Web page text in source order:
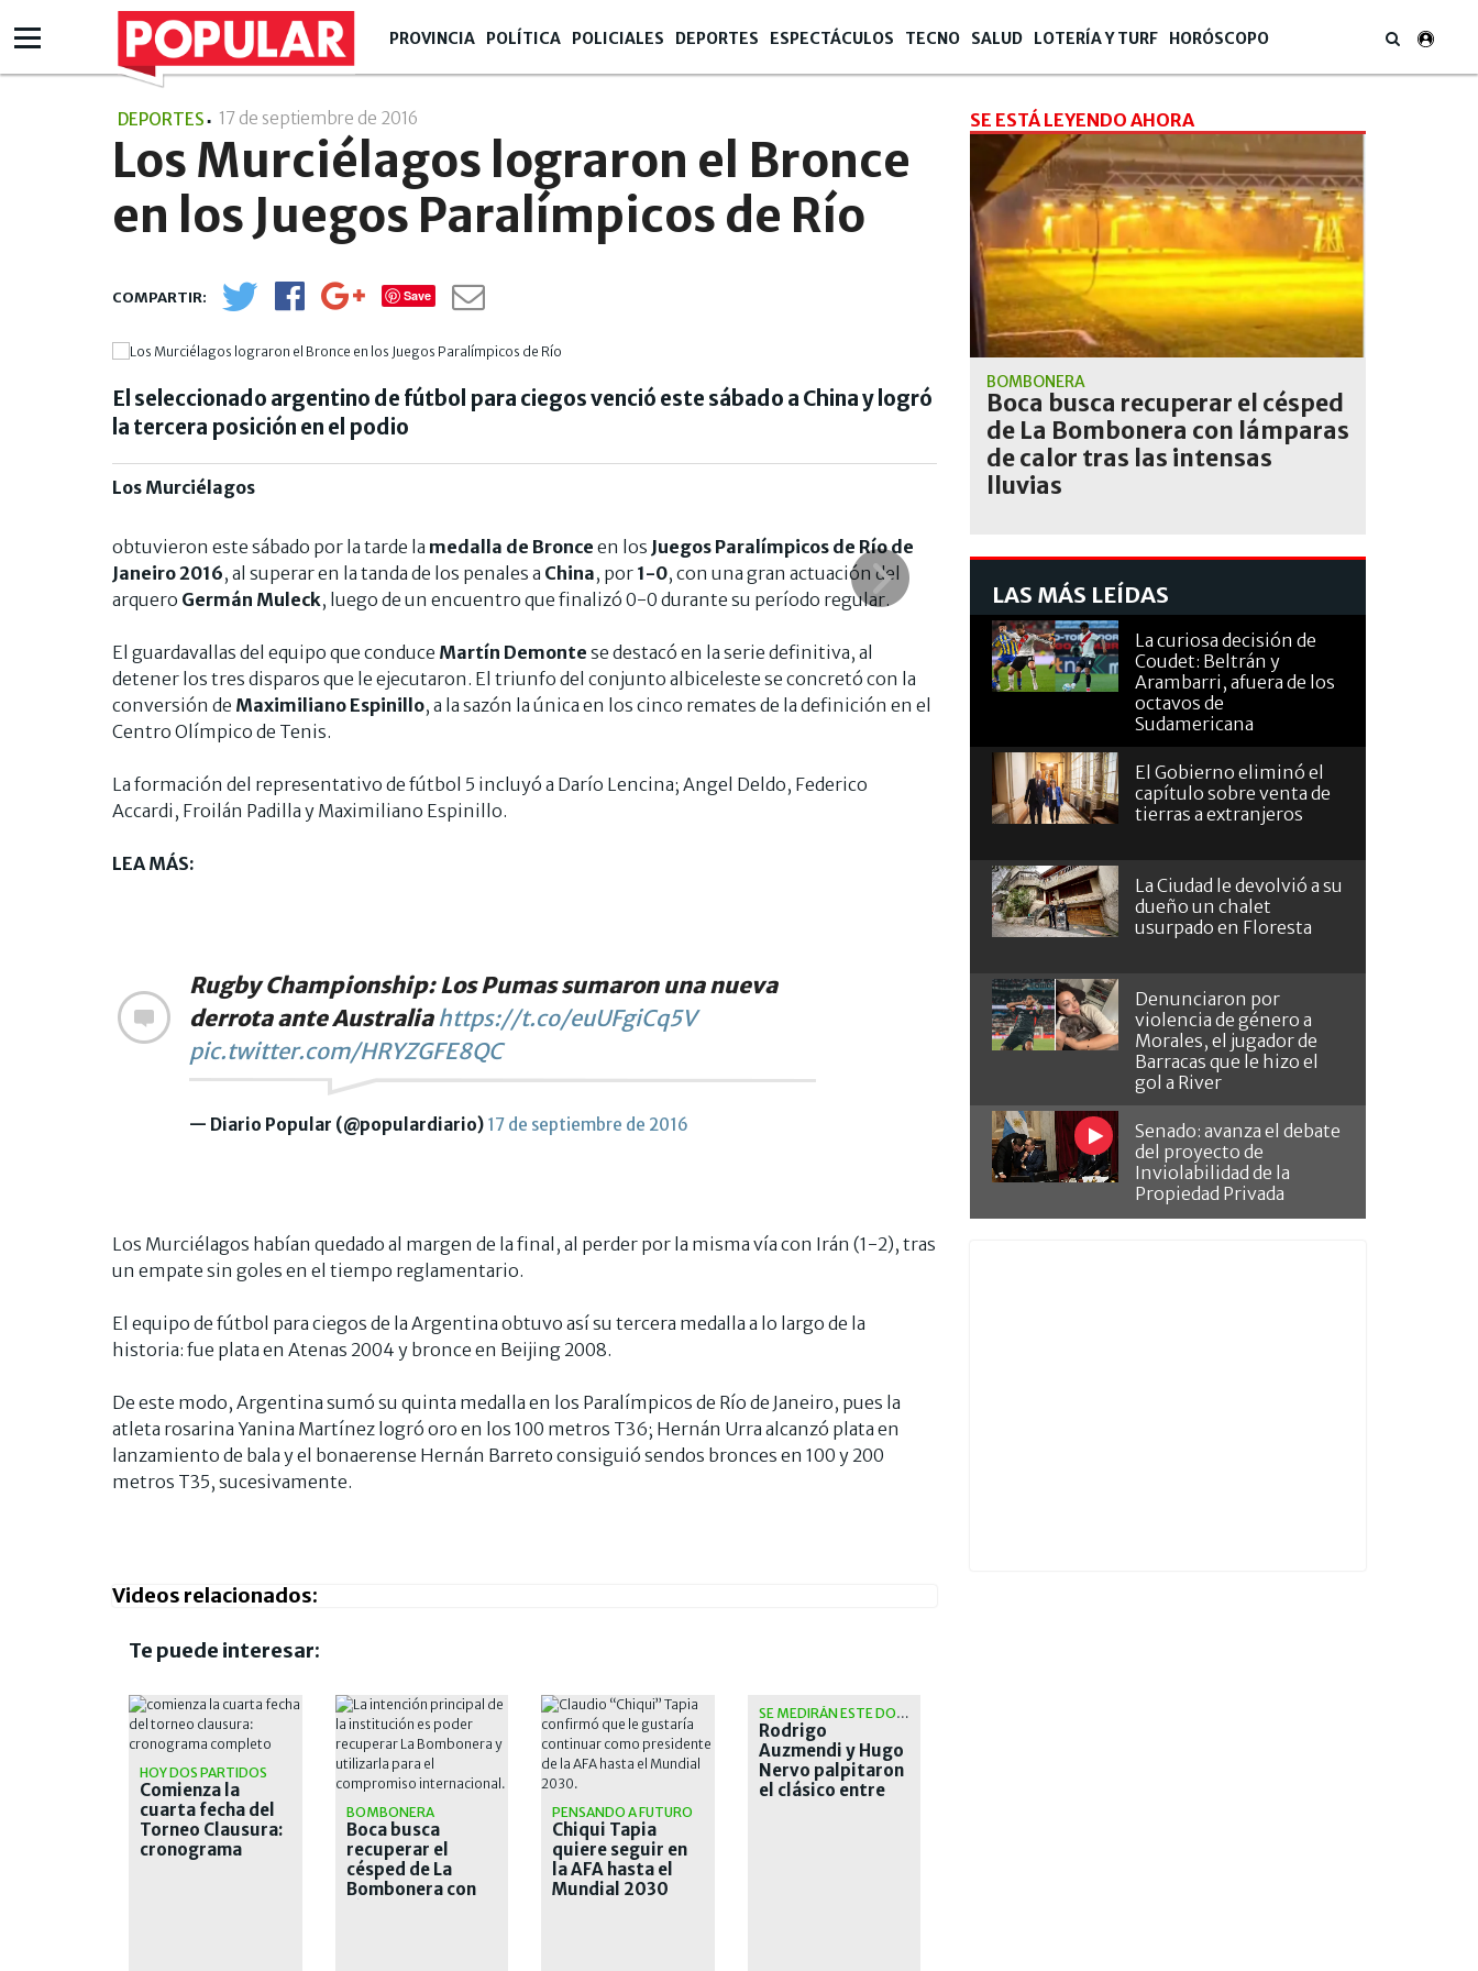
PROVINCIA POLÍTICA POLICIALES DEPORTES ESPECTÁCULOS TECNO SALUD LOTERÍA Y TURF HORÓSCOPO
DEPORTES 17 de septiembre de 2016
Los Murciélagos lograron el Bronce
en los Juegos Paralímpicos de Río
Save
El seleccionado argentino de fútbol para ciegos venció este sábado a China y logró
la tercera posición en el podio
Los Murciélagos
obtuvieron este sábado por la tarde la medalla de Bronce en los Juegos Paralímpicos de Río de
Janeiro 2016, al superar en la tanda de los penales a China, por 1-0, con una gran actuación del
arquero Germán Muleck, luego de un encuentro que finalizó 0-0 durante su período regular.
El guardavallas del equipo que conduce Martín Demonte se destacó en la serie definitiva, al
detener los tres disparos que le ejecutaron. El triunfo del conjunto albiceleste se concretó con la
conversión de Maximiliano Espinillo, a la sazón la única en los cinco remates de la definición en el
Centro Olímpico de Tenis.
La formación del representativo de fútbol 5 incluyó a Darío Lencina; Angel Deldo, Federico
Accardi, Froilán Padilla y Maximiliano Espinillo.
LEA MÁS:
Rugby Championship: Los Pumas sumaron una nueva
derrota ante Australia https://t.co/euUFgiCq5V
pic.twitter.com/HRYZGFE8QC
— Diario Popular (@populardiario) 17 de septiembre de 2016
Los Murciélagos habían quedado al margen de la final, al perder por la misma vía con Irán (1-2), tras
un empate sin goles en el tiempo reglamentario.
El equipo de fútbol para ciegos de la Argentina obtuvo así su tercera medalla a lo largo de la
historia: fue plata en Atenas 2004 y bronce en Beijing 2008.
De este modo, Argentina sumó su quinta medalla en los Paralímpicos de Río de Janeiro, pues la
atleta rosarina Yanina Martínez logró oro en los 100 metros T36; Hernán Urra alcanzó plata en
lanzamiento de bala y el bonaerense Hernán Barreto consiguió sendos bronces en 100 y 200
metros T35, sucesivamente.
Videos relacionados:
Te puede interesar:
HOY DOS PARTIDOS
Comienza la
cuarta fecha del
Torneo Clausura:
cronograma
BOMBONERA
Boca busca
recuperar el
césped de La
Bombonera con
PENSANDO A FUTURO
Chiqui Tapia
quiere seguir en
la AFA hasta el
Mundial 2030
SE MEDIRÁN ESTE DOMINGO
Rodrigo
Auzmendi y Hugo
Nervo palpitaron
el clásico entre
SE ESTÁ LEYENDO AHORA
BOMBONERA
Boca busca recuperar el césped
de La Bombonera con lámparas
de calor tras las intensas
lluvias
LAS MÁS LEÍDAS
La curiosa decisión de
Coudet: Beltrán y
Arambarri, afuera de los
octavos de
Sudamericana
El Gobierno eliminó el
capítulo sobre venta de
tierras a extranjeros
La Ciudad le devolvió a su
dueño un chalet
usurpado en Floresta
Denunciaron por
violencia de género a
Morales, el jugador de
Barracas que le hizo el
gol a River
Senado: avanza el debate
del proyecto de
Inviolabilidad de la
Propiedad Privada